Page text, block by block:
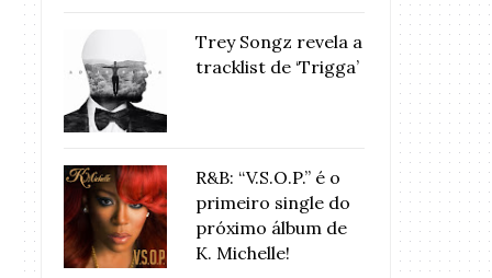
Trey Songz revela a
tracklist de ‘Trigga’
R&B: “V.S.O.P.” é o
primeiro single do
próximo álbum de
K. Michelle!